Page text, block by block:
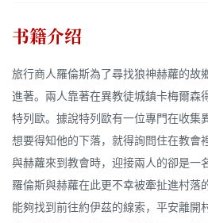
书籍介绍
旅行商人羅倫斯為了尋找狼神赫蘿的故
進著。兩人靠著在異教徒城鎮卡梅爾森
特列歐。據說特列歐有一位專門在收集
想要得知他的下落，就得詢問住在教會
與赫蘿來到教會時，迎接兩人的卻是一
羅倫斯與赫蘿在此更不幸被牽扯進村落
能夠找到前往約伊茲的線索，平安離